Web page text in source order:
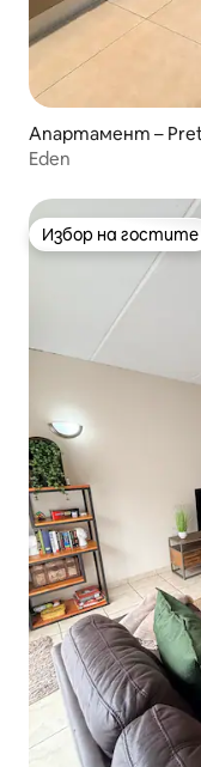
Апартамент –
Eden
Избор на гостите
Избор на гостите